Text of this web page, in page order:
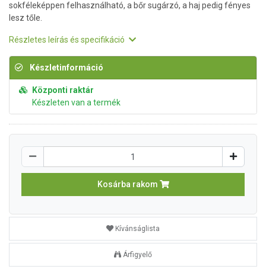
sokféleképpen felhasználható, a bőr sugárzó, a haj pedig fényes
lesz tőle.
Részletes leírás és specifikáció
Készletinformáció
Központi raktár
Készleten van a termék
Kosárba rakom
Kívánságlista
Árfigyelő